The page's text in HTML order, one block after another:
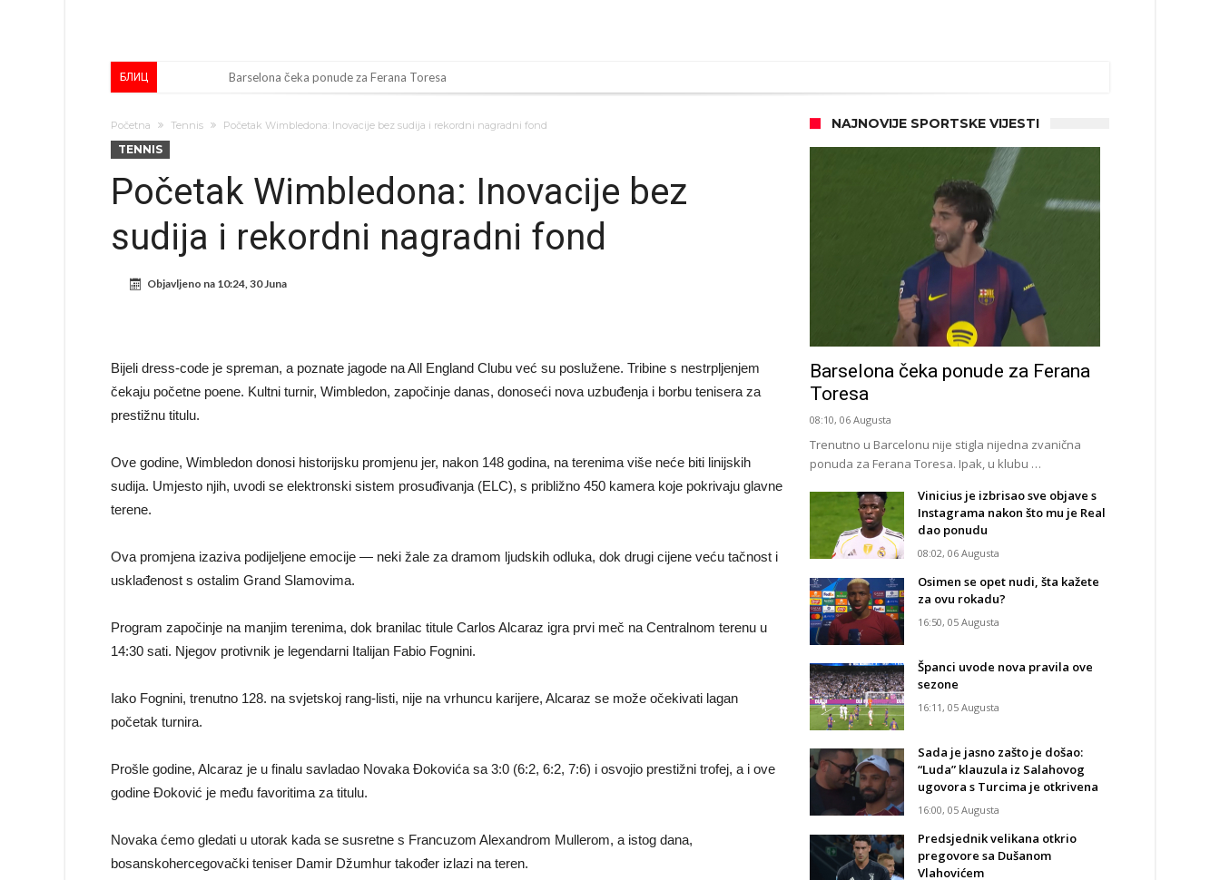
БЛИЦ Barselona čeka ponude za Ferana Toresa
Sada je jasno zašto je došao: “Luda” klauzula iz Salahovog ugovora s Turcima je otkrivena
Predsjednik velikana otkrio pregovore sa Dušanom Vlahovićem
Ostvariće se velika želja Diega Simeonea? Atletico kreće po argentinsku zvijezdu
Početna Tennis Početak Wimbledona: Inovacije bez sudija i rekordni nagradni fond
TENNIS
Početak Wimbledona: Inovacije bez
sudija i rekordni nagradni fond
Objavljeno na 10:24, 30 Juna
Bijeli dress-code je spreman, a poznate jagode na All England Clubu već su poslužene. Tribine s nestrpljenjem
čekaju početne poene. Kultni turnir, Wimbledon, započinje danas, donoseći nova uzbuđenja i borbu tenisera za
prestižnu titulu.
Ove godine, Wimbledon donosi historijsku promjenu jer, nakon 148 godina, na terenima više neće biti linijskih
sudija. Umjesto njih, uvodi se elektronski sistem prosuđivanja (ELC), s približno 450 kamera koje pokrivaju glavne
terene.
Ova promjena izaziva podijeljene emocije — neki žale za dramom ljudskih odluka, dok drugi cijene veću tačnost i
usklađenost s ostalim Grand Slamovima.
Program započinje na manjim terenima, dok branilac titule Carlos Alcaraz igra prvi meč na Centralnom terenu u
14:30 sati. Njegov protivnik je legendarni Italijan Fabio Fognini.
Iako Fognini, trenutno 128. na svjetskoj rang-listi, nije na vrhuncu karijere, Alcaraz se može očekivati lagan
početak turnira.
Prošle godine, Alcaraz je u finalu savladao Novaka Đokovića sa 3:0 (6:2, 6:2, 7:6) i osvojio prestižni trofej, a i ove
godine Đoković je među favoritima za titulu.
Novaka ćemo gledati u utorak kada se susretne s Francuzom Alexandrom Mullerom, a istog dana,
bosanskohercegovački teniser Damir Džumhur također izlazi na teren.
NAJNOVIJE SPORTSKE VIJESTI
Barselona čeka ponude za Ferana
Toresa
08:10, 06 Augusta
Trenutno u Barcelonu nije stigla nijedna zvanična
ponuda za Ferana Toresa. Ipak, u klubu …
Vinicius je izbrisao sve objave s
Instagrama nakon što mu je Real
dao ponudu
08:02, 06 Augusta
Osimen se opet nudi, šta kažete
za ovu rokadu?
16:50, 05 Augusta
Španci uvode nova pravila ove
sezone
16:11, 05 Augusta
Sada je jasno zašto je došao:
“Luda” klauzula iz Salahovog
ugovora s Turcima je otkrivena
16:00, 05 Augusta
Predsjednik velikana otkrio
pregovore sa Dušanom
Vlahovićem